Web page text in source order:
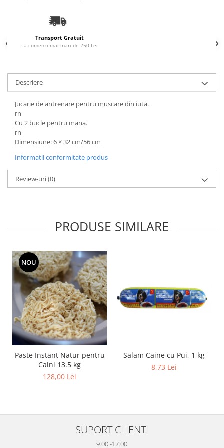
Accesorii Acasă și Mobilier
Transport Gratuit
La comenzi mai mari de 250 Lei
Descriere
Jucarie de antrenare pentru muscare din iuta.
rn
Cu 2 bucle pentru mana.
rn
Dimensiune:6 × 32 cm/56 cm
Informatii conformitate produs
Review-uri(0)
PRODUSE SIMILARE
NOU
Paste Instant Natur pentru
Caini 13.5 kg
128,00 Lei
Salam Caine cu Pui, 1 kg
8,73 Lei
SUPORT CLIENTI
9.00 -17.00